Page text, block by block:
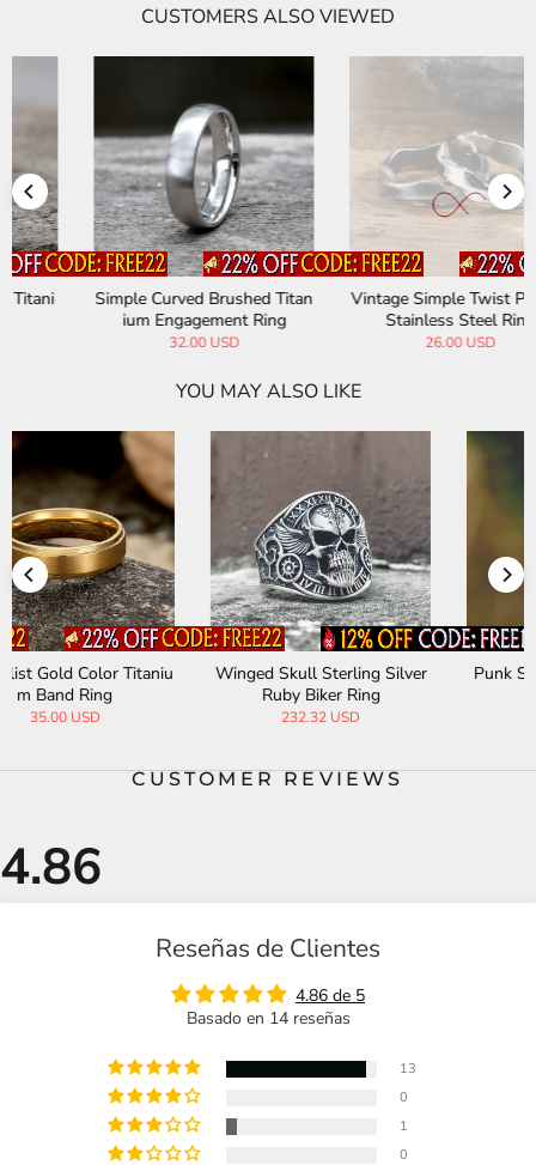
CUSTOMERS ALSO VIEWED
Vintage Simple Twist Pattern
Stainless Steel Ring
26.00 USD
Fashionable Hammered Stain
less Steel Spinner Ring
23.00 USD
YOU MAY ALSO LIKE
Winged Skull Sterling Silver
Ruby Biker Ring
Punk Skulls Stainless Steel
Ring
CUSTOMER REVIEWS
Reseñas de Clientes
4.86 de 5
Basado en 14 reseñas
13
0
1
0